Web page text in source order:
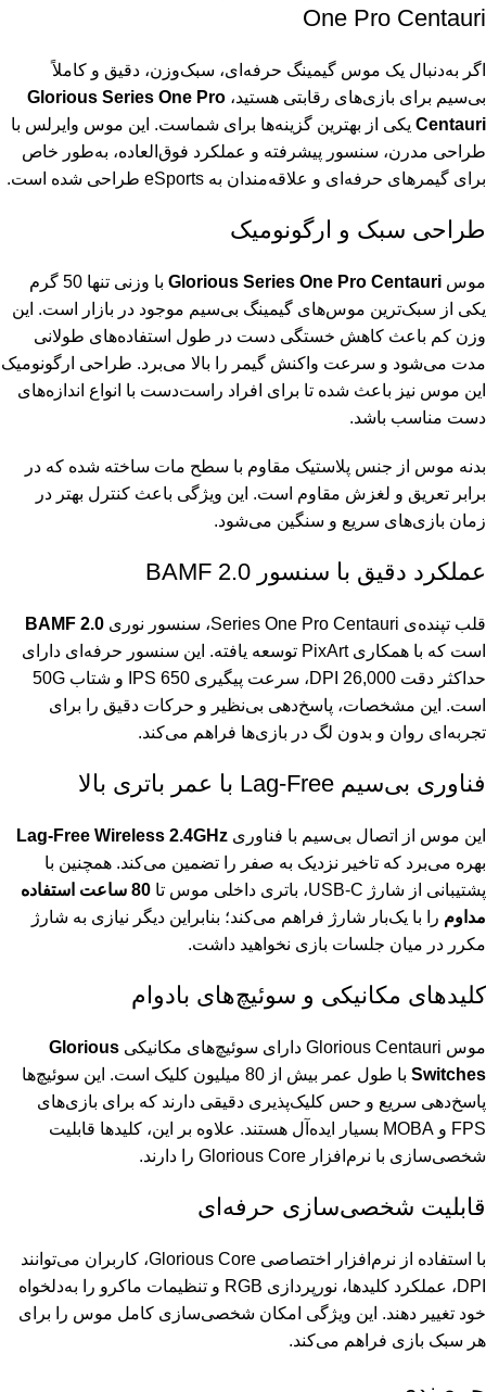
One Pro Centauri
اگر به‌دنبال یک موس گیمینگ حرفه‌ای، سبک‌وزن، دقیق و کاملاً
بی‌سیم برای بازی‌های رقابتی هستید، Glorious Series One Pro
Centauri یکی از بهترین گزینه‌ها برای شماست. این موس وایرلس با
طراحی مدرن، سنسور پیشرفته و عملکرد فوق‌العاده، به‌طور خاص
برای گیمرهای حرفه‌ای و علاقه‌مندان به eSports طراحی شده است.
طراحی سبک و ارگونومیک
موس Glorious Series One Pro Centauri
با وزنی تنها 50 گرم
یکی از سبک‌ترین موس‌های گیمینگ بی‌سیم موجود در بازار است. این
وزن کم باعث کاهش خستگی دست در طول استفاده‌های طولانی
مدت می‌شود و سرعت واکنش گیمر را بالا می‌برد. طراحی ارگونومیک
این موس نیز باعث شده تا برای افراد راست‌دست با انواع اندازه‌های
دست مناسب باشد.
بدنه موس از جنس پلاستیک مقاوم با سطح مات ساخته شده که در
برابر تعریق و لغزش مقاوم است. این ویژگی باعث کنترل بهتر در
زمان بازی‌های سریع و سنگین می‌شود.
عملکرد دقیق با سنسور BAMF 2.0
قلب تپنده‌ی Series One Pro Centauri، سنسور نوری
BAMF 2.0
است که با همکاری PixArt توسعه یافته. این سنسور حرفه‌ای دارای
حداکثر دقت 26,000 DPI، سرعت پیگیری 650 IPS و شتاب 50G
است. این مشخصات، پاسخ‌دهی بی‌نظیر و حرکات دقیق را برای
تجربه‌ای روان و بدون لگ در بازی‌ها فراهم می‌کند.
فناوری بی‌سیم Lag-Free با عمر باتری بالا
این موس از اتصال بی‌سیم با فناوری Lag-Free Wireless 2.4GHz
بهره می‌برد که تاخیر نزدیک به صفر را تضمین می‌کند. همچنین با
پشتیبانی از شارژ USB-C، باتری داخلی موس تا
80 ساعت استفاده
مداوم را با یک‌بار شارژ فراهم می‌کند؛ بنابراین دیگر نیازی به شارژ
مکرر در میان جلسات بازی نخواهید داشت.
کلیدهای مکانیکی و سوئیچ‌های بادوام
موس Glorious Centauri دارای سوئیچ‌های مکانیکی
Glorious
Switches
با طول عمر بیش از 80 میلیون کلیک است. این سوئیچ‌ها
پاسخ‌دهی سریع و حس کلیک‌پذیری دقیقی دارند که برای بازی‌های
FPS و MOBA بسیار ایده‌آل هستند. علاوه بر این، کلیدها قابلیت
شخصی‌سازی با نرم‌افزار Glorious Core را دارند.
قابلیت شخصی‌سازی حرفه‌ای
با استفاده از نرم‌افزار اختصاصی Glorious Core، کاربران می‌توانند
DPI، عملکرد کلیدها، نورپردازی RGB و تنظیمات ماکرو را به‌دلخواه
خود تغییر دهند. این ویژگی امکان شخصی‌سازی کامل موس را برای
هر سبک بازی فراهم می‌کند.